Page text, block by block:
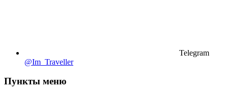
Telegram
@Im_Traveller
Пункты меню